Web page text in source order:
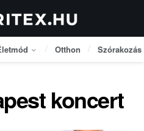
Otthon Szórakozás
koncert